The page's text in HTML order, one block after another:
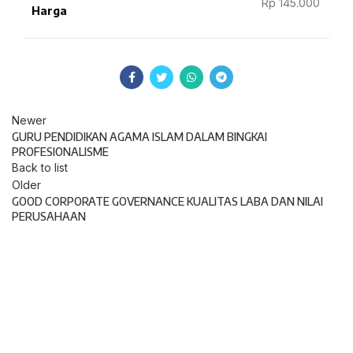
Harga
Rp 145.000
Newer
GURU PENDIDIKAN AGAMA ISLAM DALAM BINGKAI
PROFESIONALISME
Back to list
Older
GOOD CORPORATE GOVERNANCE KUALITAS LABA DAN NILAI
PERUSAHAAN